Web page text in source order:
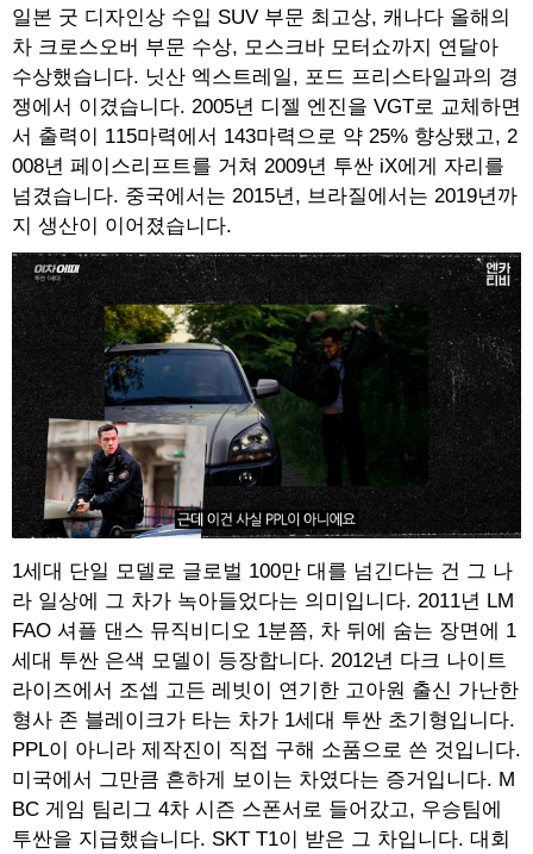
일본 굿 디자인상 수입 SUV 부문 최고상, 캐나다 올해의
차 크로스오버 부문 수상, 모스크바 모터쇼까지 연달아
수상했습니다. 닛산 엑스트레일, 포드 프리스타일과의 경
쟁에서 이겼습니다. 2005년 디젤 엔진을 VGT로 교체하면
서 출력이 115마력에서 143마력으로 약 25% 향상됐고, 2
008년 페이스리프트를 거쳐 2009년 투싼 iX에게 자리를
넘겼습니다. 중국에서는 2015년, 브라질에서는 2019년까
지 생산이 이어졌습니다.
1세대 단일 모델로 글로벌 100만 대를 넘긴다는 건 그 나
라 일상에 그 차가 녹아들었다는 의미입니다. 2011년 LM
FAO 셔플 댄스 뮤직비디오 1분쯤, 차 뒤에 숨는 장면에 1
세대 투싼 은색 모델이 등장합니다. 2012년 다크 나이트
라이즈에서 조셉 고든 레빗이 연기한 고아원 출신 가난한
형사 존 블레이크가 타는 차가 1세대 투싼 초기형입니다.
PPL이 아니라 제작진이 직접 구해 소품으로 쓴 것입니다.
미국에서 그만큼 흔하게 보이는 차였다는 증거입니다. M
BC 게임 팀리그 4차 시즌 스폰서로 들어갔고, 우승팀에
투싼을 지급했습니다. SKT T1이 받은 그 차입니다. 대회